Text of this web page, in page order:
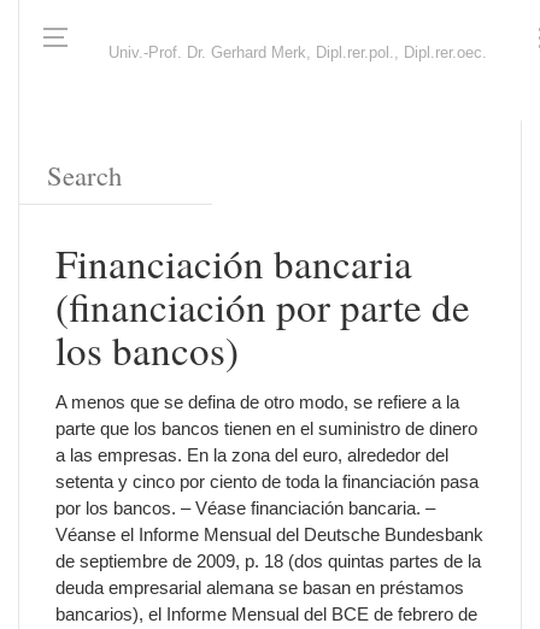
Univ.-Prof. Dr. Gerhard Merk, Dipl.rer.pol., Dipl.rer.oec.
Financiación bancaria
(financiación por parte de
los bancos)
A menos que se defina de otro modo, se refiere a la
parte que los bancos tienen en el suministro de dinero
a las empresas. En la zona del euro, alrededor del
setenta y cinco por ciento de toda la financiación pasa
por los bancos. – Véase financiación bancaria. –
Véanse el Informe Mensual del Deutsche Bundesbank
de septiembre de 2009, p. 18 (dos quintas partes de la
deuda empresarial alemana se basan en préstamos
bancarios), el Informe Mensual del BCE de febrero de